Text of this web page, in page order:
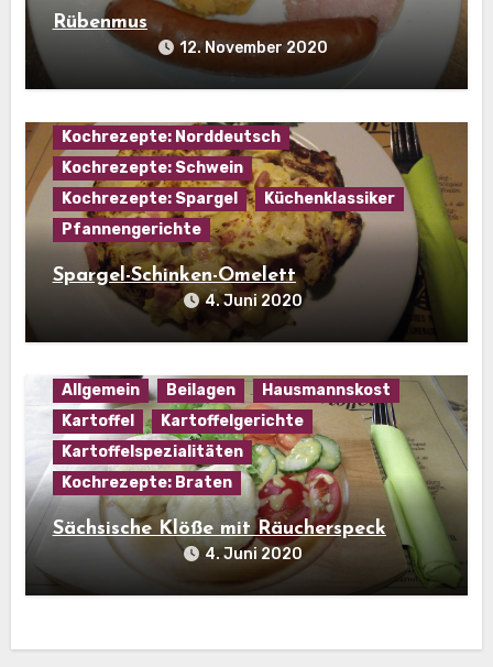
Rübenmus
12. November 2020
Kochrezepte: Eier
Kochrezepte: Norddeutsch
Kochrezepte: Schwein
Kochrezepte: Spargel
Küchenklassiker
Pfannengerichte
Spargel-Schinken-Omelett
4. Juni 2020
Allgemein Beilagen
Hausmannskost
Kartoffel
Kartoffelgerichte
Kartoffelspezialitäten
Kochrezepte: Braten
Sächsische Klöße mit Räucherspeck
4. Juni 2020